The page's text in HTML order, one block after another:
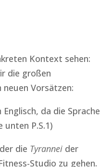
Kontext sehen:
die großen
Vorsätzen:
da die Sprache
P.S.1)
die Tyrannei der
Studio zu gehen.